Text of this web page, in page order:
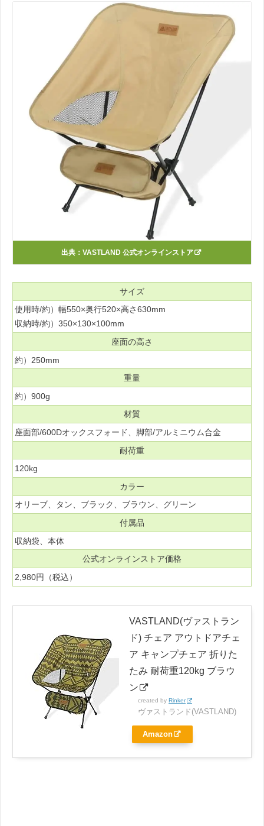
出典： VASTLAND 公式オンラインストア
サイズ
使用時/約）幅550×奥行520×高さ630mm
収納時/約）350×130×100mm
座面の高さ
約）250mm
重量
約）900g
材質
座面部/600Dオックスフォード、脚部/アルミニウム合金
耐荷重
120kg
カラー
オリーブ、タン、ブラック、ブラウン、グリーン
付属品
収納袋、本体
公式オンラインストア価格
2,980円（税込）
VASTLAND(ヴァストラン
ド) チェア アウトドアチェ
ア キャンプチェア 折りた
たみ 耐荷重120kg ブラウ
ン
created by Rinker
ヴァストランド(VASTLAND)
Amazon